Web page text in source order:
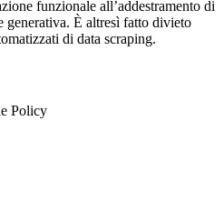
funzionale all’addestramento di
È altresì fatto divieto
di data scraping.
Policy